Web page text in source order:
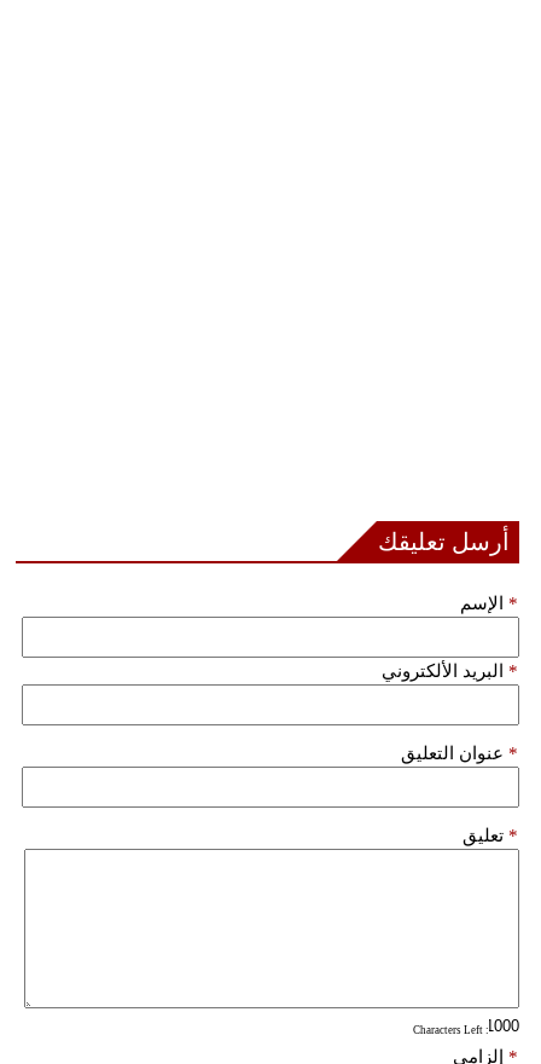
أرسل تعليقك
الإسم *
البريد الألكتروني *
عنوان التعليق *
تعليق *
: Characters Left
إلزامي *